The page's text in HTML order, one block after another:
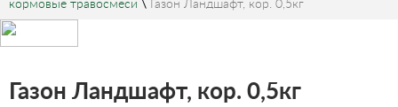
кормовые травосмеси \ Газон Ландшафт, кор. 0,5кг
Газон Ландшафт, кор. 0,5кг